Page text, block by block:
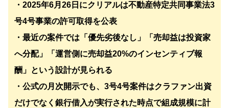
・2025年6月26日にクリアルは不動産特定共同事業法3
号4号事業の許可取得を公表
・最近の案件では「優先劣後なし」「売却益は投資家
へ分配」「運営側に売却益20%のインセンティブ報
酬」という設計が見られる
・公式の月次開示でも、3号4号案件はクラファン出資
だけでなく銀行借入が実行された時点で組成規模に計